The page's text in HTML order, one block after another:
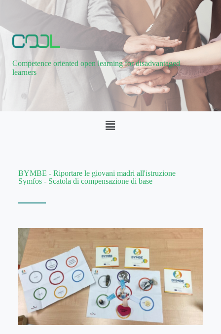
Competence oriented open learning for disadvantaged
learners
BYMBE - Riportare le giovani madri all'istruzione
Symfos - Scatola di compensazione di base